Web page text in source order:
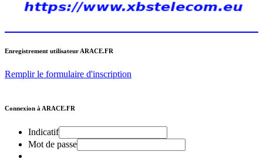
Enregistrement utilisateur ARACE.FR
Remplir le formulaire d'inscription
Connexion à ARACE.FR
Indicatif
Mot de passe